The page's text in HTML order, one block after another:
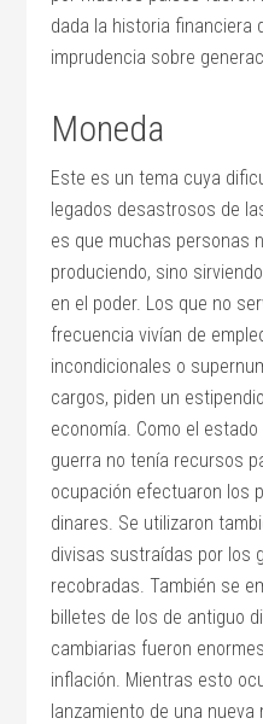
dada la historia financiera
imprudencia sobre
Moneda
Este es un tema cuya
legados desastrosos de
es que muchas personas
produciendo, sino
en el poder. Los que no
frecuencia vivían de
incondicionales o
cargos, piden un
economía. Como el
guerra no tenía recursos
ocupación efectuaron los
dinares. Se utilizaron
divisas sustraídas por los
recobradas. También se
billetes de los de antiguo
cambiarias fueron
inflación. Mientras esto
lanzamiento de una nueva